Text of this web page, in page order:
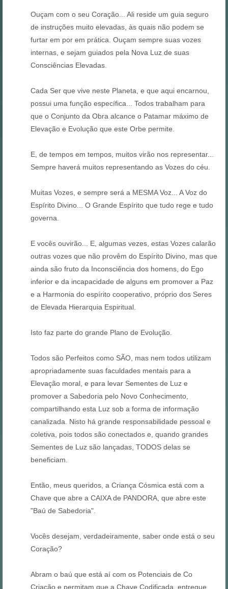
Ouçam com o seu Coração... Ali reside um guia seguro
de instruções muito elevadas, às quais não podem se
furtar em por em prática. Ouçam sempre suas vozes
internas, e sejam guiados pela Nova Luz de suas
Consciências Elevadas.
Cada Ser que vive neste Planeta, e que aqui encarnou,
possui uma função específica... Todos trabalham para
que o Conjunto da Obra alcance o Patamar máximo de
Elevação e Evolução que este Orbe permite.
E, de tempos em tempos, muitos virão nos representar...
Sempre haverá muitos representando as Vozes do céu.
Muitas Vozes, e sempre será a MESMA Voz... A Voz do
Espírito Divino... O Grande Espírito que tudo rege e tudo
governa.
E vocês ouvirão... E, algumas vezes, estas Vozes calarão
outras vozes que não provêm do Espírito Divino, mas que
ainda são fruto da Inconsciência dos homens, do Ego
inferior e da incapacidade de alguns em promover a Paz
e a Harmonia do espírito cooperativo, próprio dos Seres
de Elevada Hierarquia Espiritual.
Isto faz parte do grande Plano de Evolução.
Todos são Perfeitos como SÃO, mas nem todos utilizam
apropriadamente suas faculdades mentais para a
Elevação moral, e para levar Sementes de Luz e
promover a Sabedoria pelo Novo Conhecimento,
compartilhando esta Luz sob a forma de informação
canalizada. Nisto há grande responsabilidade pessoal e
coletiva, pois todos são conectados e, quando grandes
Sementes de Luz são lançadas, TODOS delas se
beneficiam.
Então, meus queridos, a Criança Cósmica está com a
Chave que abre a CAIXA de PANDORA, que abre este
"Baú de Sabedoria".
Vocês desejam, verdadeiramente, saber onde está o seu
Coração?
Abram o baú que está aí com os Potenciais de Co
Criação e permitam que a Chave Codificada, entregue